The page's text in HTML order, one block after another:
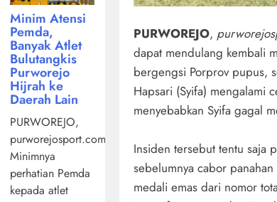
PURWOREJO,
dapat mendulang kembali
bergengsi Porprov pupus,
Hapsari (Syifa) mengalami
menyebabkan Syifa gagal
Insiden tersebut tentu saja
sebelumnya cabor
medali emas dari nomor
Minim Atensi
Pemda,
Banyak Atlet
Bulutangkis
Purworejo
Hijrah ke
Daerah Lain
PURWOREJO,
purworejosport.com,
Minimnya
perhatian Pemda
kepada atlet